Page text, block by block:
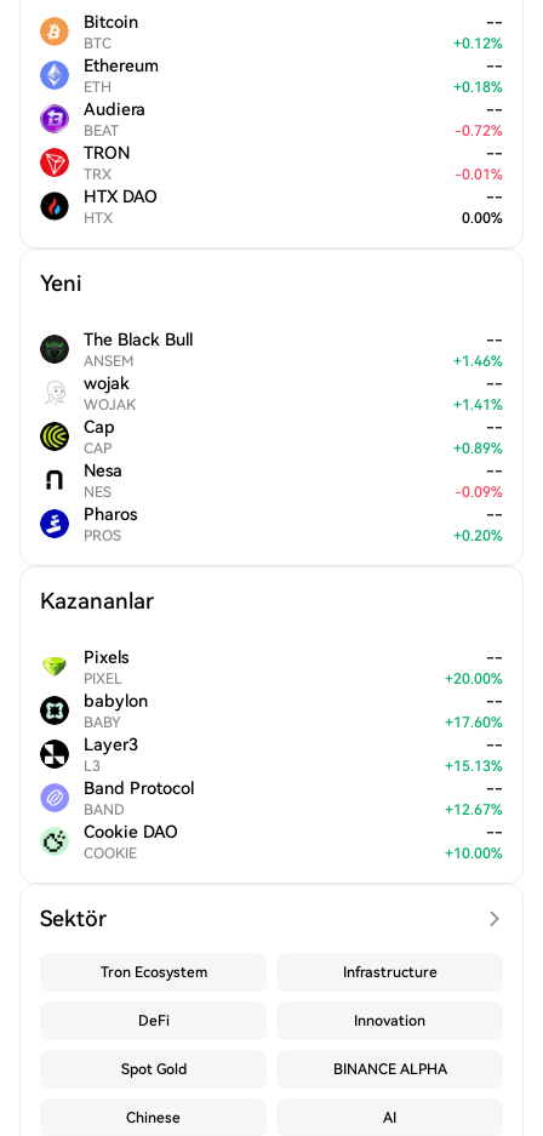
Bitcoin
BTC
--
+0.12%
Ethereum
ETH
--
+0.18%
Audiera
BEAT
--
-0.72%
TRON
TRX
--
-0.01%
HTX DAO
HTX
--
0.00%
Yeni
The Black Bull
ANSEM
--
+1.46%
wojak
WOJAK
--
+1.41%
Cap
CAP
--
+0.89%
Nesa
NES
--
-0.09%
Pharos
PROS
--
+0.20%
Kazananlar
Pixels
PIXEL
--
+20.00%
babylon
BABY
--
+17.60%
Layer3
L3
--
+15.13%
Band Protocol
BAND
--
+12.67%
Cookie DAO
COOKIE
--
+10.00%
Sektör
Tron Ecosystem Infrastructure
DeFi Innovation
Spot Gold BINANCE ALPHA
Chinese AI